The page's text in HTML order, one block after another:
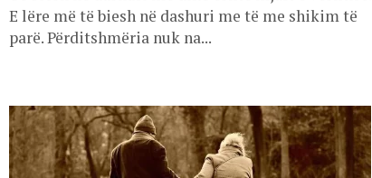
E lëre më të biesh në dashuri me të me shikim të
parë. Përditshmëria nuk na...